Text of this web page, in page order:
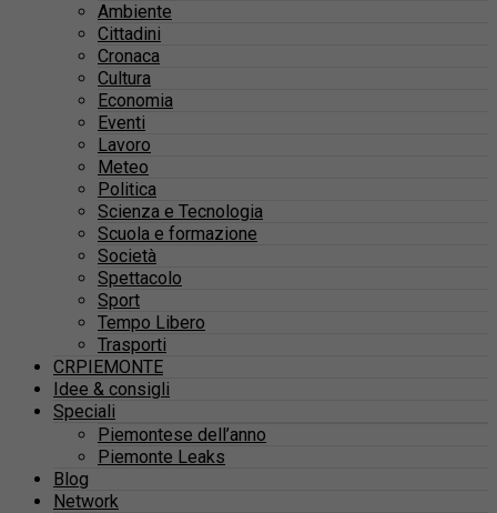
Ambiente
Cittadini
Cronaca
Cultura
Economia
Eventi
Lavoro
Meteo
Politica
Scienza e Tecnologia
Scuola e formazione
Società
Spettacolo
Sport
Tempo Libero
Trasporti
CRPIEMONTE
Idee & consigli
Speciali
Piemontese dell’anno
Piemonte Leaks
Blog
Network